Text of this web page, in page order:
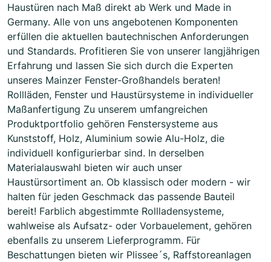
Haustüren nach Maß direkt ab Werk und Made in
Germany. Alle von uns angebotenen Komponenten
erfüllen die aktuellen bautechnischen Anforderungen
und Standards. Profitieren Sie von unserer langjährigen
Erfahrung und lassen Sie sich durch die Experten
unseres Mainzer Fenster-Großhandels beraten!
Rollläden, Fenster und Haustürsysteme in individueller
Maßanfertigung Zu unserem umfangreichen
Produktportfolio gehören Fenstersysteme aus
Kunststoff, Holz, Aluminium sowie Alu-Holz, die
individuell konfigurierbar sind. In derselben
Materialauswahl bieten wir auch unser
Haustürsortiment an. Ob klassisch oder modern - wir
halten für jeden Geschmack das passende Bauteil
bereit! Farblich abgestimmte Rollladensysteme,
wahlweise als Aufsatz- oder Vorbauelement, gehören
ebenfalls zu unserem Lieferprogramm. Für
Beschattungen bieten wir Plissee´s, Raffstoreanlagen